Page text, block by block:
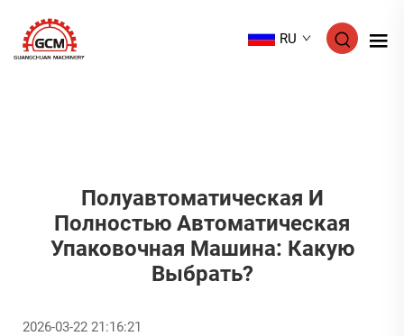
RU
Полуавтоматическая И
Полностью Автоматическая
Упаковочная Машина: Какую
Выбрать?
2026-03-22 21:16:21